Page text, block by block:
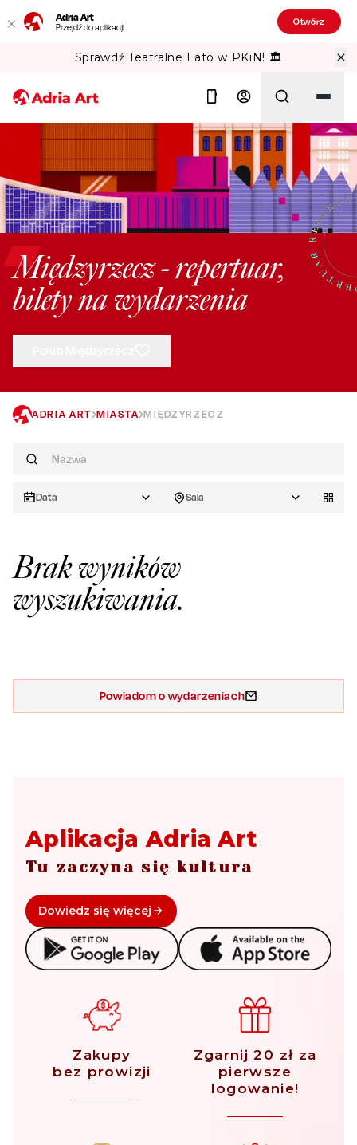
Adria Art
Przejdź do aplikacji Otwórz
Sprawdź Teatralne Lato w PKiN! 🏛️
Szukaj
Międzyrzecz - repertuar,
bilety na wydarzenia
ADRIA ART MIASTA MIĘDZYRZECZ
Data Sala
Brak wyników
wyszukiwania.
Powiadom o wydarzeniach
Aplikacja Adria Art
Tu zaczyna się kultura
Dowiedz się więcej
Zakupy
bez prowizji
Zgarnij 20 zł za
pierwsze
logowanie!